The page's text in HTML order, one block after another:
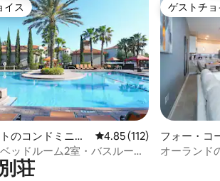
つ星の平均評価
イス
イス
のコンドミニア
レビュー112件、5つ星中
4.85 (112)
ッドルーム2室・バスルーム
階段なし ディズニー/ゴルフ
ゲストチ
ゲストチョ
フォー・コ
ミニアム
オーランド
荘